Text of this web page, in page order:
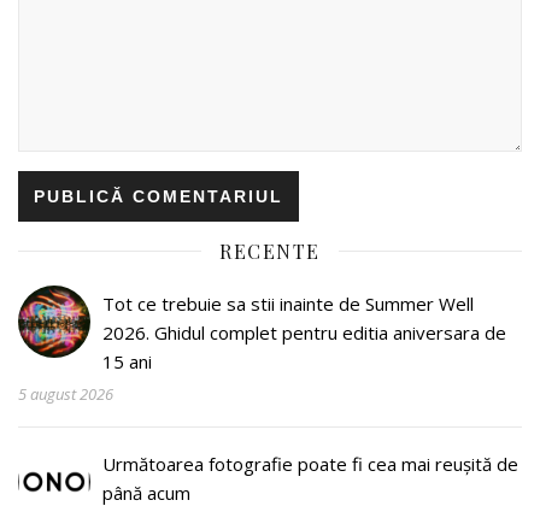
RECENTE
Tot ce trebuie sa stii inainte de Summer Well
2026. Ghidul complet pentru editia aniversara de
15 ani
5 august 2026
Următoarea fotografie poate fi cea mai reușită de
până acum